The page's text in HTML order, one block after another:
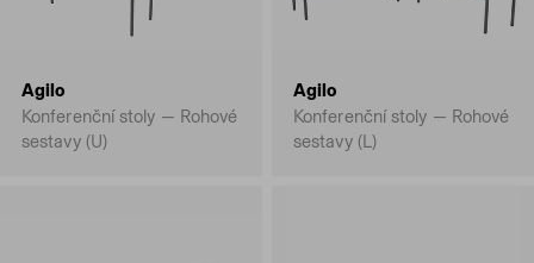
Agilo
Konferenční stoly — Rohové
sestavy (U)
Agilo
Konferenční stoly — Rohové
sestavy (L)